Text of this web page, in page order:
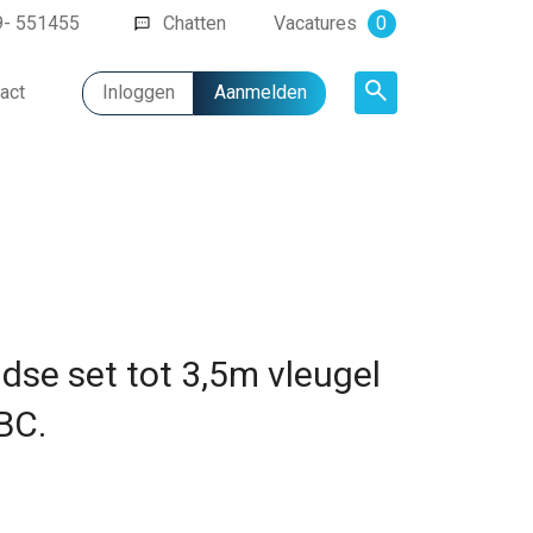
551455 Chatten Vacatures 0
Inloggen Aanmelden
set tot 3,5m vleugel